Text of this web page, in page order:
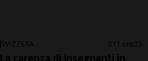
SVIZZERA 11 ore 5
La carenza di insegnanti in